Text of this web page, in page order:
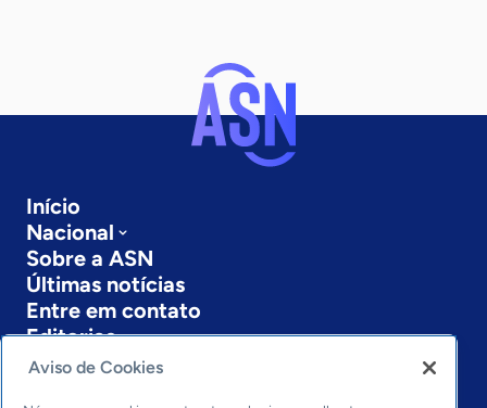
Início
Nacional
Sobre a ASN
Últimas notícias
Entre em contato
Editorias
Economia & Política
Aviso de Cookies